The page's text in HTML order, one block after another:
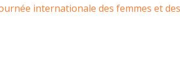
internationale des femmes et